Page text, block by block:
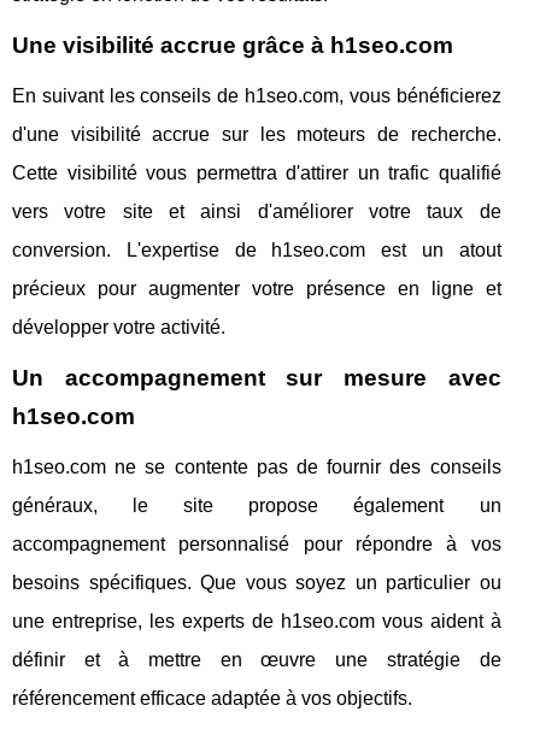
Une visibilité accrue grâce à h1seo.com
En suivant les conseils de h1seo.com, vous bénéficierez
d'une visibilité accrue sur les moteurs de recherche.
Cette visibilité vous permettra d'attirer un trafic qualifié
vers votre site et ainsi d'améliorer votre taux de
conversion. L'expertise de h1seo.com est un atout
précieux pour augmenter votre présence en ligne et
développer votre activité.
Un accompagnement sur mesure avec
h1seo.com
h1seo.com ne se contente pas de fournir des conseils
généraux, le site propose également un
accompagnement personnalisé pour répondre à vos
besoins spécifiques. Que vous soyez un particulier ou
une entreprise, les experts de h1seo.com vous aident à
définir et à mettre en œuvre une stratégie de
référencement efficace adaptée à vos objectifs.